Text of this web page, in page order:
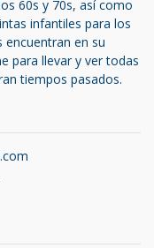
60s y 70s, así como
infantiles para los
encuentran en su
para llevar y ver todas
tiempos pasados.